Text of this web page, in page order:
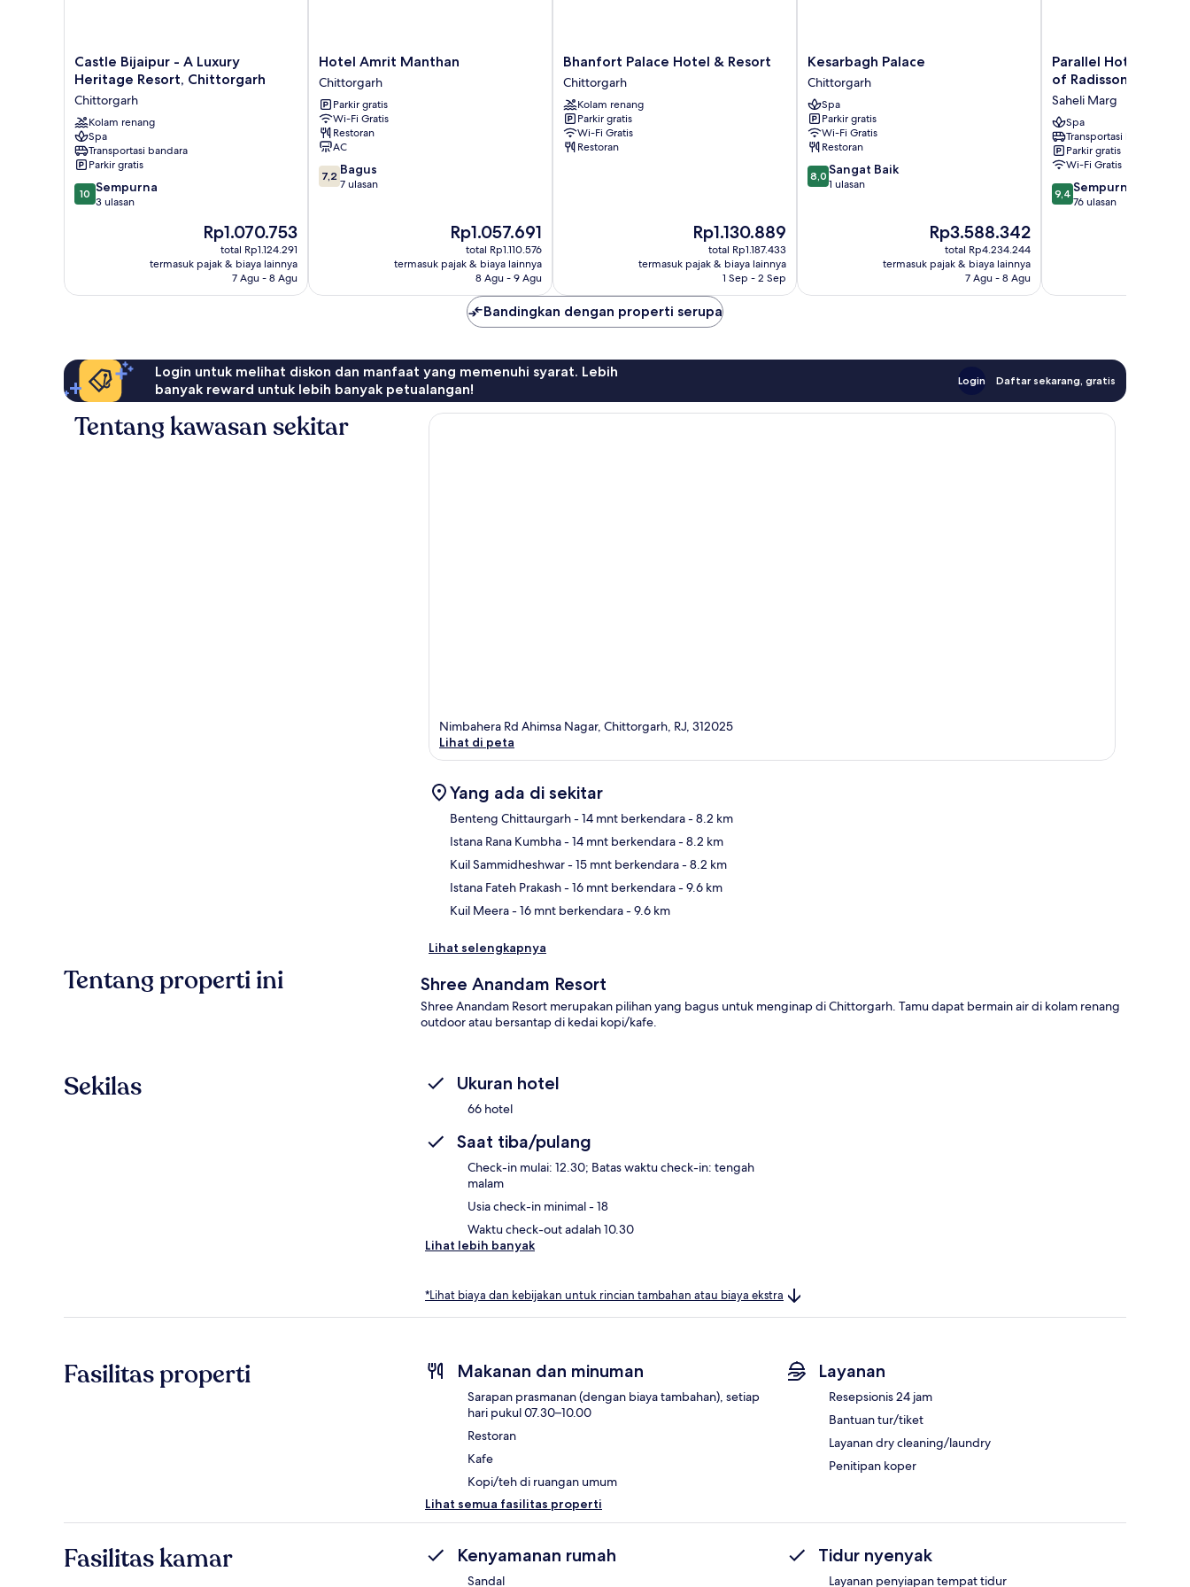
Castle
Bijaipur
A
Luxury
Heritage
Resort,
Chittorgarh
Chittorgarh
Castle Bijaipur - A Luxury
Heritage Resort, Chittorgarh
Chittorgarh
Kolam renang
Spa
Transportasi bandara
Parkir gratis
10.0
dari
10 Sempurna
3 ulasan
Harga
sekarang
Rp1.070.753
Rp1.070.753
total Rp1.124.291
termasuk pajak & biaya lainnya
7 Agu - 8 Agu
Hotel
Amrit
Manthan
Chittorgarh
Hotel Amrit Manthan
Chittorgarh
Parkir gratis
Wi-Fi Gratis
Restoran
AC
7.2
dari
7,2 Bagus
7 ulasan
Harga
sekarang
Rp1.057.691
Rp1.057.691
total Rp1.110.576
termasuk pajak & biaya lainnya
8 Agu - 9 Agu
Bhanfort
Palace
Hotel
&
Resort
Chittorgarh
Bhanfort Palace Hotel & Resort
Chittorgarh
Kolam renang
Parkir gratis
Wi-Fi Gratis
Restoran
Harga
sekarang
Rp1.130.889
Rp1.130.889
total Rp1.187.433
termasuk pajak & biaya lainnya
1 Sep - 2 Sep
Kesarbagh
Palace
Chittorgarh
Kesarbagh Palace
Chittorgarh
Spa
Parkir gratis
Wi-Fi Gratis
Restoran
8.0
dari
8,0 Sangat Baik
1 ulasan
Harga
sekarang
Rp3.588.342
Rp3.588.342
total Rp4.234.244
termasuk pajak & biaya lainnya
7 Agu - 8 Agu
Parallel
Hotel
a
member
of
Radisson
Individuals
Saheli
Marg
Parallel Hotel
of Radisson
Saheli Marg
Spa
Transportasi bandara
Parkir gratis
Wi-Fi Gratis
9.4
dari
9,4 Sempurna
76 ulasan
Bandingkan dengan properti serupa
Login untuk melihat diskon dan manfaat yang memenuhi syarat. Lebih
banyak reward untuk lebih banyak petualangan!
Login Daftar sekarang, gratis
Tentang kawasan sekitar
Nimbahera Rd Ahimsa Nagar, Chittorgarh, RJ, 312025
Lihat di peta
Yang ada di sekitar
Benteng Chittaurgarh- 14 mnt berkendara- 8.2 km
Istana Rana Kumbha- 14 mnt berkendara- 8.2 km
Kuil Sammidheshwar- 15 mnt berkendara- 8.2 km
Istana Fateh Prakash- 16 mnt berkendara- 9.6 km
Kuil Meera- 16 mnt berkendara- 9.6 km
Lihat selengkapnya
Tentang properti ini Shree Anandam Resort
Shree Anandam Resort merupakan pilihan yang bagus untuk menginap di Chittorgarh. Tamu dapat bermain air di kolam renang
outdoor atau bersantap di kedai kopi/kafe.
Sekilas Ukuran hotel
66 hotel
Saat tiba/pulang
Check-in mulai: 12.30; Batas waktu check-in: tengah
malam
Usia check-in minimal - 18
Waktu check-out adalah 10.30
Lihat lebih banyak
*Lihat biaya dan kebijakan untuk rincian tambahan atau biaya ekstra
Fasilitas properti Makanan dan minuman
Sarapan prasmanan (dengan biaya tambahan), setiap
hari pukul 07.30–10.00
Restoran
Kafe
Kopi/teh di ruangan umum
Layanan
Resepsionis 24 jam
Bantuan tur/tiket
Layanan dry cleaning/laundry
Penitipan koper
Lihat semua fasilitas properti
Fasilitas kamar Kenyamanan rumah
Sandal
Tidur nyenyak
Layanan penyiapan tempat tidur